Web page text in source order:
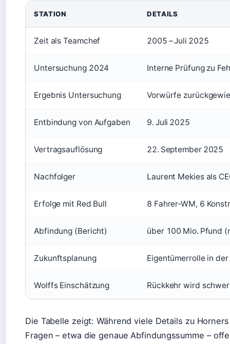
STATION DETAILS
Zeit als Teamchef 2005 – Juli 2025
Untersuchung 2024 Interne Prüfung zu
Ergebnis Untersuchung Vorwürfe
Entbindung von Aufgaben 9. Juli 2025
Vertragsauflösung 22. September 2025
Nachfolger Laurent Mekies als
Erfolge mit Red Bull 8 Fahrer-WM, 6
Abfindung (Bericht) über 100 Mio. Pfund
Zukunftsplanung Eigentümerrolle in
Wolffs Einschätzung Rückkehr wird
Die Tabelle zeigt: Während viele Details zu
Fragen – etwa die genaue Abfindungssumme –